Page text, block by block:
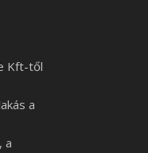
Kft-től
a
a